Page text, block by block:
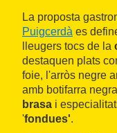
La proposta
Puigcerdà es
lleugers tocs de la
destaquen plats
foie, l'arròs negre
amb botifarra
brasa i
'fondues'.